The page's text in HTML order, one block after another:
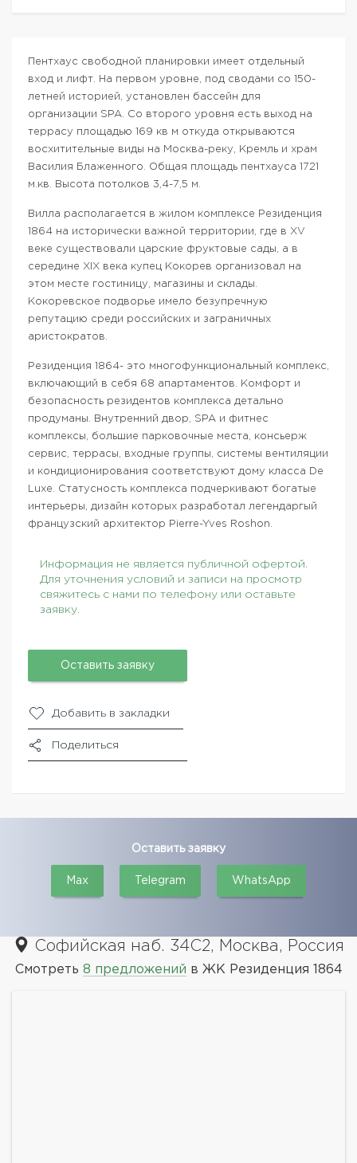
Пентхаус свободной планировки имеет отдельный
вход и лифт. На первом уровне, под сводами со 150-
летней историей, установлен бассейн для
организации SPA. Со второго уровня есть выход на
террасу площадью 169 кв м откуда открываются
восхитительные виды на Москва-реку, Кремль и храм
Василия Блаженного. Общая площадь пентхауса 1721
м.кв. Высота потолков 3,4-7,5 м.
Вилла располагается в жилом комплексе Резиденция
1864 на исторически важной территории, где в XV
веке существовали царские фруктовые сады, а в
середине XIX века купец Кокорев организовал на
этом месте гостиницу, магазины и склады.
Кокоревское подворье имело безупречную
репутацию среди российских и заграничных
аристократов.
Резиденция 1864- это многофункциональный комплекс,
включающий в себя 68 апартаментов. Комфорт и
безопасность резидентов комплекса детально
продуманы. Внутренний двор, SPA и фитнес
комплексы, большие парковочные места, консьерж
сервис, террасы, входные группы, системы вентиляции
и кондиционирования соответствуют дому класса De
Luxe. Статусность комплекса подчеркивают богатые
интерьеры, дизайн которых разработал легендаргый
французский архитектор Pierre-Yves Roshon.
Информация не является публичной офертой.
Для уточнения условий и записи на просмотр
свяжитесь с нами по телефону или оставьте
заявку.
Оставить заявку
Добавить в закладки
Поделиться
Оставить заявку
Max Telegram WhatsApp
Софийская наб. 34С2, Москва, Россия
Смотреть 8 предложений в ЖК Резиденция 1864